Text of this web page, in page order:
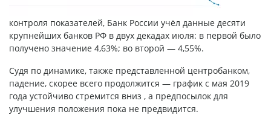
контроля показателей, Банк России учёл данные десяти
крупнейших банков РФ в двух декадах июля: в первой было
получено значение 4,63%; во второй — 4,55%.
Судя по динамике, также представленной центробанком,
падение, скорее всего продолжится — график с мая 2019
года устойчиво стремится вниз , а предпосылок для
улучшения положения пока не предвидится.